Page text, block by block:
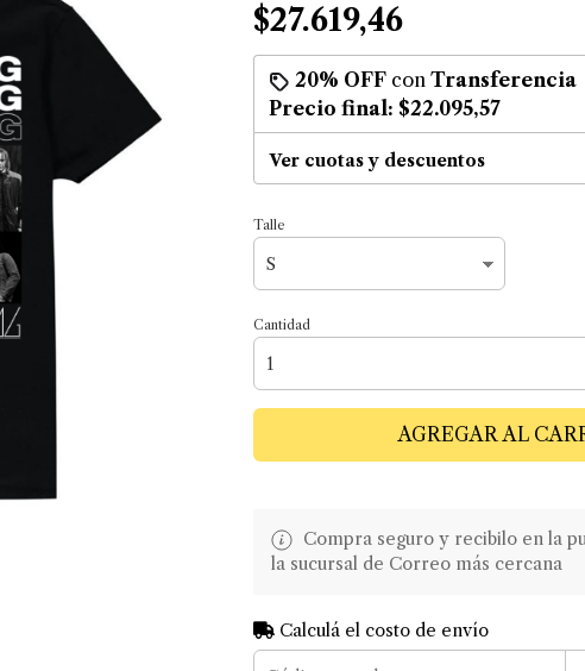
$27.619,46
20% OFF con Transferencia
Precio final: $22.095,57
Ver cuotas y descuentos
Talle
Cantidad
AGREGAR AL
Compra seguro y recibilo en la
la sucursal de Correo más cercana
Calculá el costo de envío